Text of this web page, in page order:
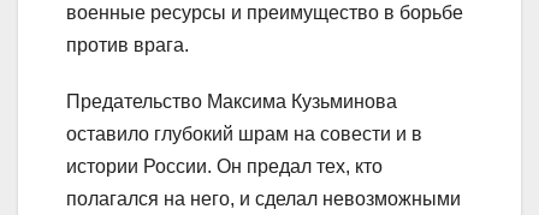
военные ресурсы и преимущество в борьбе
против врага.
Предательство Максима Кузьминова
оставило глубокий шрам на совести и в
истории России. Он предал тех, кто
полагался на него, и сделал невозможными